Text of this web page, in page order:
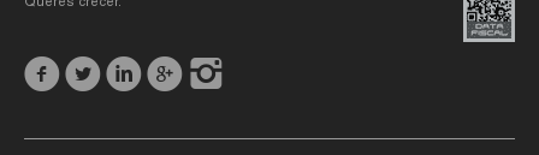
Querés crecer.